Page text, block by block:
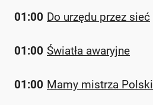
01:00 Do urzędu przez sieć
01:00 Światła awaryjne
01:00 Mamy mistrza Polski